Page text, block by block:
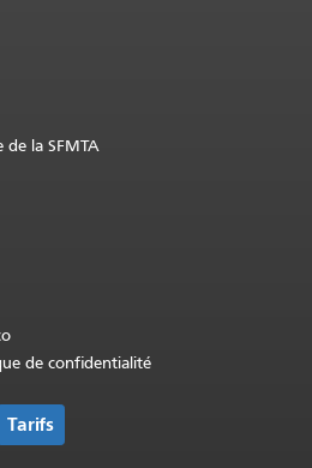
de la SFMTA
de confidentialité
Tarifs